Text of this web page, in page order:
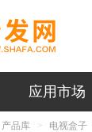
应用市场
产品库 电视盒子